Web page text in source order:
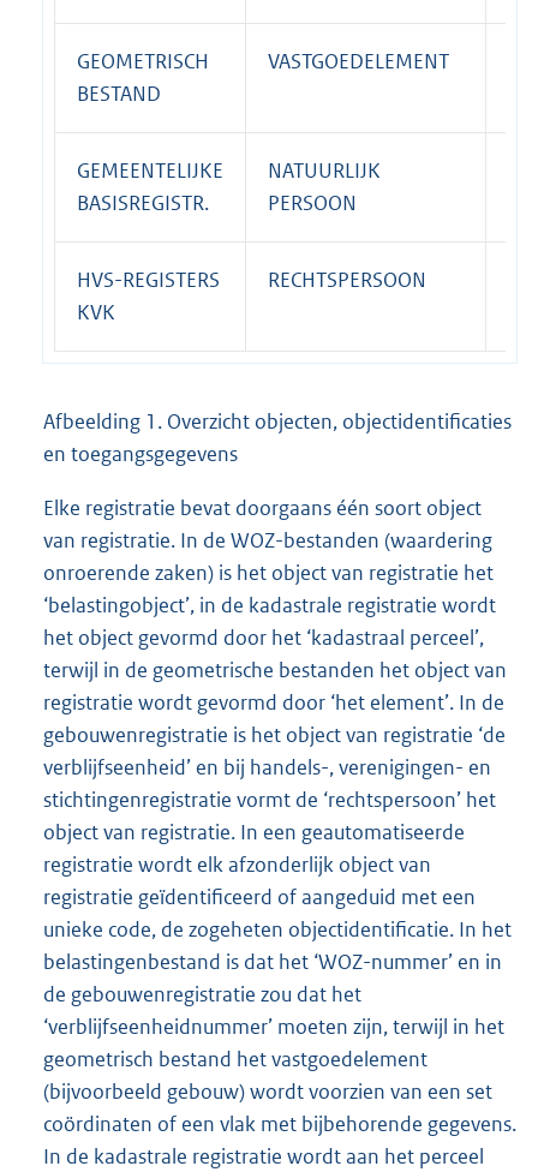
GEOMETRISCH
BESTAND
VASTGOEDELEMENT
GEMEENTELIJKE
BASISREGISTR.
NATUURLIJK
PERSOON
HVS-REGISTERS
KVK
RECHTSPERSOON
Afbeelding 1. Overzicht objecten, objectidentificaties
en toegangsgegevens
Elke registratie bevat doorgaans één soort object
van registratie. In de WOZ-bestanden (waardering
onroerende zaken) is het object van registratie het
‘belastingobject’, in de kadastrale registratie wordt
het object gevormd door het ‘kadastraal perceel’,
terwijl in de geometrische bestanden het object van
registratie wordt gevormd door ‘het element’. In de
gebouwenregistratie is het object van registratie ‘de
verblijfseenheid’ en bij handels-, verenigingen- en
stichtingenregistratie vormt de ‘rechtspersoon’ het
object van registratie. In een geautomatiseerde
registratie wordt elk afzonderlijk object van
registratie geïdentificeerd of aangeduid met een
unieke code, de zogeheten objectidentificatie. In het
belastingenbestand is dat het ‘WOZ-nummer’ en in
de gebouwenregistratie zou dat het
‘verblijfseenheidnummer’ moeten zijn, terwijl in het
geometrisch bestand het vastgoedelement
(bijvoorbeeld gebouw) wordt voorzien van een set
coördinaten of een vlak met bijbehorende gegevens.
In de kadastrale registratie wordt aan het perceel